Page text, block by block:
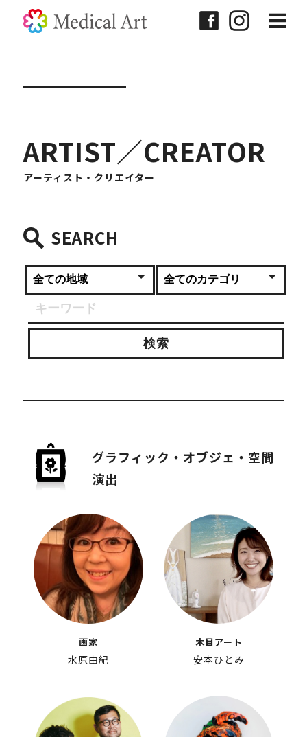
ARTIST／CREATOR
アーティスト・クリエイター
SEARCH
グラフィック・オブジェ・空間
演出
画家
水原由紀
木目アート
安本ひとみ